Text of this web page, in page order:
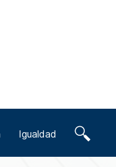
Igualdad